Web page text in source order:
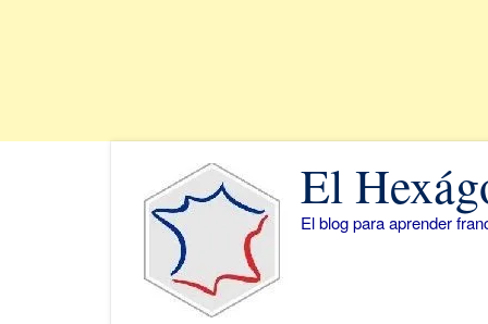
El
El blog para aprender